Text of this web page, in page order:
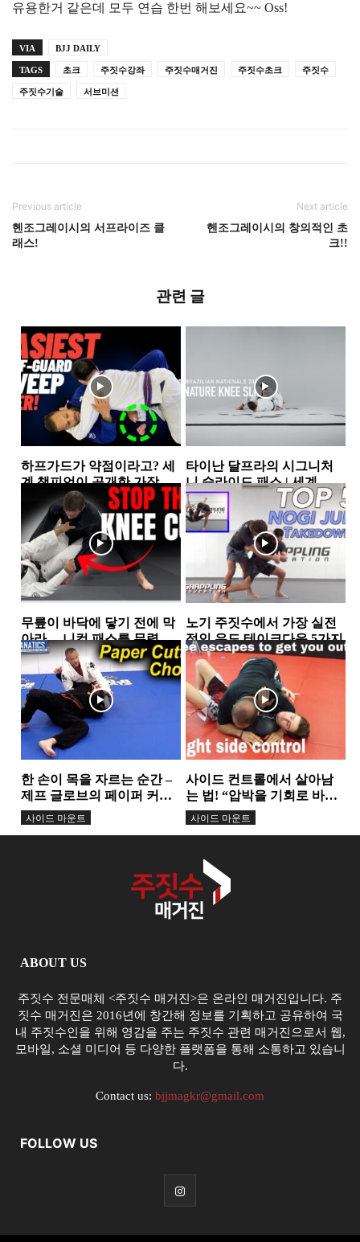
유용한거 같은데 모두 연습 한번 해보세요~~ Oss!
VIA BJJ DAILY
TAGS 초크 주짓수강좌 주짓수매거진 주짓수초크 주짓수
주짓수기술 서브미션
Previous article
헨조그레이시의 서프라이즈 클
래스!
Next article
헨조그레이시의 창의적인 초
크!!
관련 글
하프가드가 약점이라고? 세
계 챔피언이 공개한 가장 실
전적인 하프가드 스윕 2가지
하프가드
타이난 달프라의 시그니처
니 슬라이드 패스 | 세계 챔
피언이 반복해서 사용하는...
하프가드
무릎이 바닥에 닿기 전에 막
아라… 니컷 패스를 무력화
하는 핵심 원리
가드
노기 주짓수에서 가장 실전
적인 유도 테이크다운 5가지
스탠딩
한 손이 목을 자르는 순간 –
제프 글로브의 페이퍼 커터
초크...
사이드 마운트
사이드 컨트롤에서 살아남
는 법! “압박을 기회로 바꾸
는 3가지 탈출 기술”
사이드 마운트
ABOUT US
주짓수 전문매체 <주짓수 매거진>은 온라인 매거진입니다. 주
짓수 매거진은 2016년에 창간해 정보를 기획하고 공유하여 국
내 주짓수인을 위해 영감을 주는 주짓수 관련 매거진으로서 웹,
모바일, 소셜 미디어 등 다양한 플랫폼을 통해 소통하고 있습니
다.
Contact us: bjjmagkr@gmail.com
FOLLOW US